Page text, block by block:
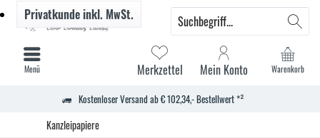
Kostenloser Versand ab € 102,34,- Bestellwert *²
Warenkorb
Merkzettel Mein Konto
Privatkundeinkl. MwSt.
Menü
Kanzleipapiere